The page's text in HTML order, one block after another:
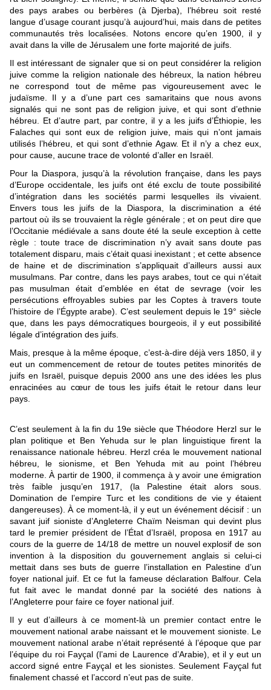
des pays arabes ou berbères (à Djerba), l’hébreu soit resté
langue d’usage courant jusqu’à aujourd’hui, mais dans de petites
communautés très localisées. Notons encore qu’en 1900, il y
avait dans la ville de Jérusalem une forte majorité de juifs.
Il est intéressant de signaler que si on peut considérer la religion
juive comme la religion nationale des hébreux, la nation hébreu
ne correspond tout de même pas vigoureusement avec le
judaïsme. Il y a d’une part ces samaritains que nous avons
signalés qui ne sont pas de religion juive, et qui sont d’ethnie
hébreu. Et d’autre part, par contre, il y a les juifs d’Éthiopie, les
Falaches qui sont eux de religion juive, mais qui n’ont jamais
utilisés l’hébreu, et qui sont d’ethnie Agaw. Et il n’y a chez eux,
pour cause, aucune trace de volonté d’aller en Israël.
Pour la Diaspora, jusqu’à la révolution française, dans les pays
d’Europe occidentale, les juifs ont été exclu de toute possibilité
d’intégration dans les sociétés parmi lesquelles ils vivaient.
Envers tous les juifs de la Diaspora, la discrimination a été
partout où ils se trouvaient la règle générale ; et on peut dire que
l’Occitanie médiévale a sans doute été la seule exception à cette
règle : toute trace de discrimination n’y avait sans doute pas
totalement disparu, mais c’était quasi inexistant ; et cette absence
de haine et de discrimination s’appliquait d’ailleurs aussi aux
musulmans. Par contre, dans les pays arabes, tout ce qui n’était
pas musulman était d’emblée en état de sevrage (voir les
persécutions effroyables subies par les Coptes à travers toute
l’histoire de l’Égypte arabe). C’est seulement depuis le 19° siècle
que, dans les pays démocratiques bourgeois, il y eut possibilité
légale d’intégration des juifs.
Mais, presque à la même époque, c’est-à-dire déjà vers 1850, il y
eut un commencement de retour de toutes petites minorités de
juifs en Israël, puisque depuis 2000 ans une des idées les plus
enracinées au cœur de tous les juifs était le retour dans leur
pays.
C’est seulement à la fin du 19e siècle que Théodore Herzl sur le
plan politique et Ben Yehuda sur le plan linguistique firent la
renaissance nationale hébreu. Herzl créa le mouvement national
hébreu, le sionisme, et Ben Yehuda mit au point l’hébreu
moderne. À partir de 1900, il commença à y avoir une émigration
très faible jusqu’en 1917, (la Palestine était alors sous.
Domination de l’empire Turc et les conditions de vie y étaient
dangereuses). À ce moment-là, il y eut un événement décisif : un
savant juif sioniste d’Angleterre Chaïm Neisman qui devint plus
tard le premier président de l’État d’Israël, proposa en 1917 au
cours de la guerre de 14/18 de mettre un nouvel explosif de son
invention à la disposition du gouvernement anglais si celui-ci
mettait dans ses buts de guerre l’installation en Palestine d’un
foyer national juif. Et ce fut la fameuse déclaration Balfour. Cela
fut fait avec le mandat donné par la société des nations à
l’Angleterre pour faire ce foyer national juif.
Il y eut d’ailleurs à ce moment-là un premier contact entre le
mouvement national arabe naissant et le mouvement sioniste. Le
mouvement national arabe n’était représenté à l’époque que par
l’équipe du roi Fayçal (l’ami de Laurence d’Arabie), et il y eut un
accord signé entre Fayçal et les sionistes. Seulement Fayçal fut
finalement chassé et l’accord n’eut pas de suite.